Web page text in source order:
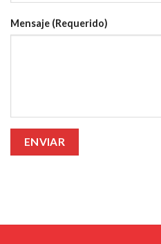
Mensaje (Requerido)